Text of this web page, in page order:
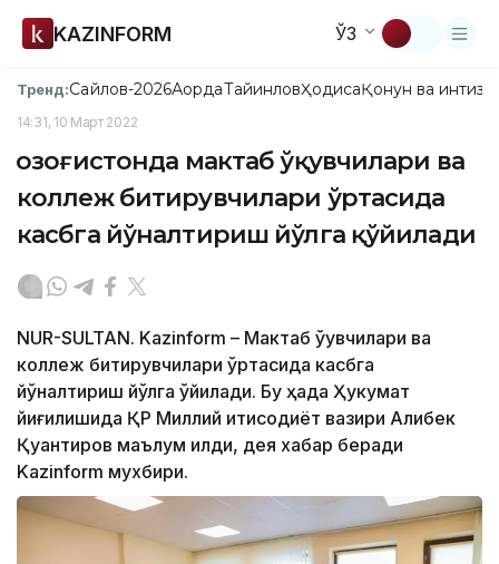
KAZINFORM ЎЗ
Тренд:Сайлов-2026АқордаТайинловҲодисаҚонун ва
14:31, 10 Март 2022
Қозоғистонда мактаб ўқувчилари ва
коллеж битирувчилари ўртасида
касбга йўналтириш йўлга қўйилади
NUR-SULTAN. Kazinform – Мактаб ўқувчилари ва
коллеж битирувчилари ўртасида касбга
йўналтириш йўлга қўйилади. Бу ҳақда Ҳукумат
йиғилишида ҚР Миллий иқтисодиёт вазири Алибек
Қуантиров маълум қилди, дея хабар беради
Kazinform мухбири.